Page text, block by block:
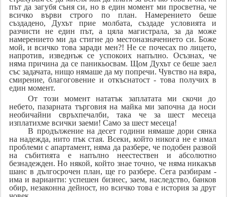
път да загубя съня си, но в един момент ми просветна, че
всичко върви строго по план. Намерението беше
създадено, Духът прие молбата, създаде условията и
разчисти не един път, а цяла магистрала, за да може
намерението ми да стигне до местоназначението си. Боже
мой, и всичко това заради мен?! Не се почесах по лицето,
напротив, изведнъж се успокоих напълно. Осъзнах, че
няма причина да се паникьосвам. Щом Духът се беше заел
със задачата, нищо нямаше да му попречи. Чувство на вяра,
смирение, благоговение и откъснатост - това получих в
един момент.
От този момент нататък заплатата ми скочи до
небето, пазарната търговия на майка ми започна да носи
необичайни свръхпечалби, така че за шест месеца
изплатихме всички заеми! Само за шест месеца!
В продължение на десет години нямаше дори сянка
на надежда, нито пък стая. Всеки, който никога не е имал
проблеми с апартамент, няма да разбере, че подобен развой
на събитията е напълно неестествен и абсолютно
безнадежден. Но някой, който знае точно, че няма никакъв
шанс в дългосрочен план, ще го разбере. Сега разбирам -
има и варианти: успешен бизнес, заем, наследство, банков
обир, незаконна дейност, но всичко това е история за друг